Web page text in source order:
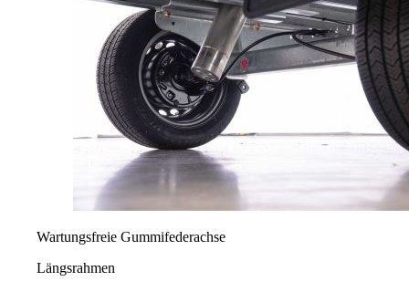
Wartungsfreie Gummifederachse
Längsrahmen